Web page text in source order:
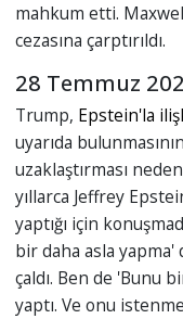
mahkum etti.
cezasına çarptırıldı.
28 Temmuz
Trump, Epstein'la
uyarıda
uzaklaştırması
yıllarca Jeffrey
yaptığı için
bir daha asla yapma'
çaldı. Ben de 'Bunu
yaptı. Ve onu